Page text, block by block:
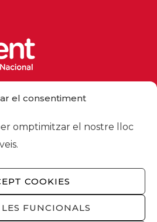
el consentiment
omptimitzar el nostre lloc
COOKIES
FUNCIONALS
del Treball Nacional